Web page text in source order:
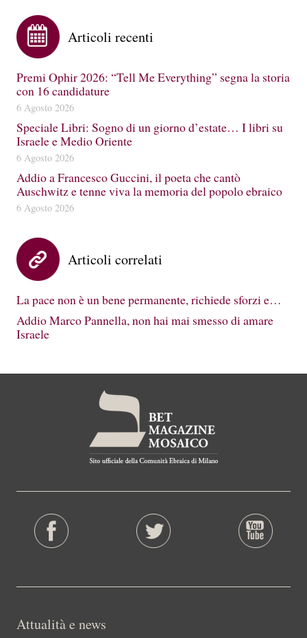
Articoli recenti
Premi Ophir 2026: “Tell Me Everything” segna la storia
con 16 candidature
6 Agosto 2026
Speciale Libri: Sogno di un giorno d’estate… I libri su
Israele e Medio Oriente
6 Agosto 2026
Addio a Francesco Guccini, il poeta che cantò
Auschwitz e tenne viva la memoria del popolo ebraico
6 Agosto 2026
Articoli correlati
La pace non è un bene permanente, richiede sforzi e…
Addio Marco Pannella, non hai mai smesso di amare
Israele
Attualità e news